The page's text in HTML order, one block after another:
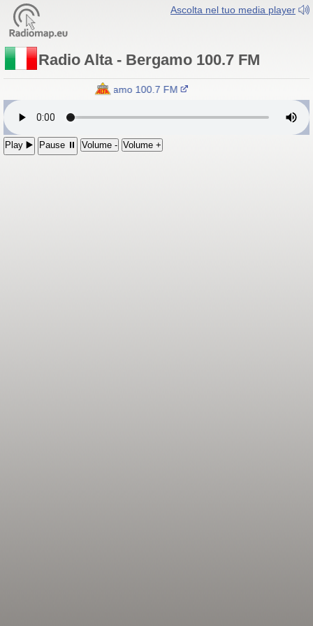
Ascolta nel tuo media player
Radio Alta - Bergamo 100.7 FM
Radio Alta - Bergamo 100.7 FM
Play ▶️ Pause ⏸ Volume - Volume +